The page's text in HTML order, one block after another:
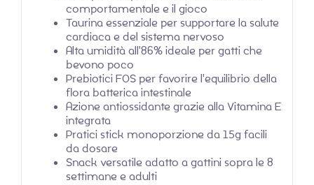
comportamentale e il gioco
Taurina essenziale per supportare la salute
cardiaca e del sistema nervoso
Alta umidità all'86% ideale per gatti che
bevono poco
Prebiotici FOS per favorire l'equilibrio della
flora batterica intestinale
Azione antiossidante grazie alla Vitamina E
integrata
Pratici stick monoporzione da 15g facili
da dosare
Snack versatile adatto a gattini sopra le 8
settimane e adulti